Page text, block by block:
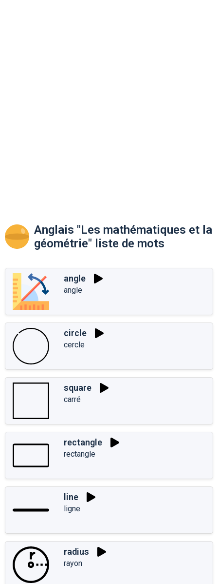
Anglais "Les mathématiques et la
géométrie" liste de mots
angle
angle
circle
cercle
square
carré
rectangle
rectangle
line
ligne
radius
rayon